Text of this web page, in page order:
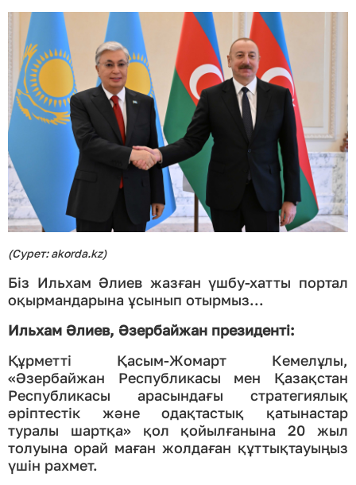
(Сурет: akorda.kz)
Біз Ильхам Әлиев жазған үшбу-хатты портал
оқырмандарына ұсынып отырмыз...
Ильхам Әлиев, Әзербайжан президенті:
Құрметті Қасым-Жомарт Кемелұлы,
«Әзербайжан Республикасы мен Қазақстан
Республикасы арасындағы стратегиялық
әріптестік және одақтастық қатынастар
туралы шартқа» қол қойылғанына 20 жыл
толуына орай маған жолдаған құттықтауыңыз
үшін рахмет.